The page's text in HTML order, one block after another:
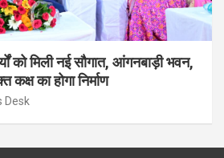
को मिली नई सौगात, आंगनबाड़ी भवन,
का होगा निर्माण
Desk